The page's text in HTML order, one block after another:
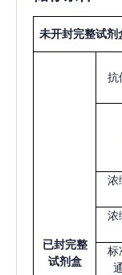
未开封完整试剂
已封完整
试剂盒
抗
浓
浓
标